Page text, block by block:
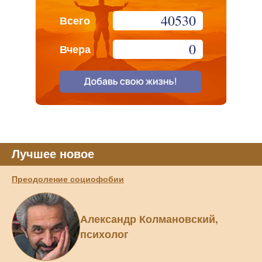
Всего 40530
Вчера 0
Лучшее новое
Преодоление социофобии
Александр Колмановский,
психолог